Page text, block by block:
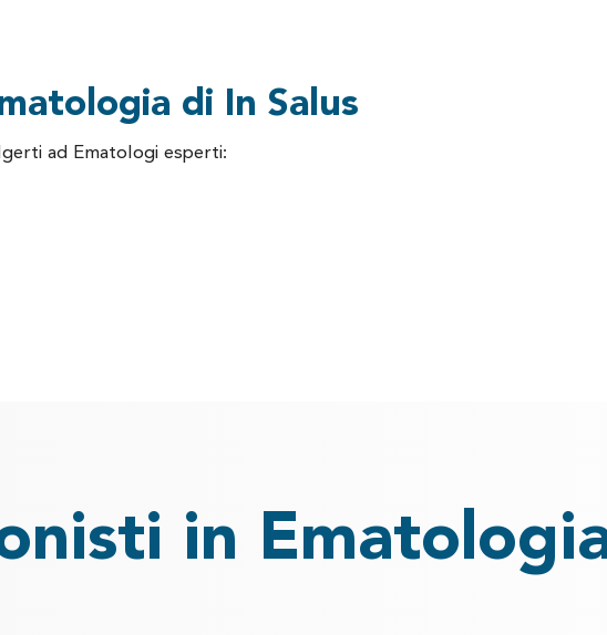
di In Salus
ad Ematologi esperti:
in